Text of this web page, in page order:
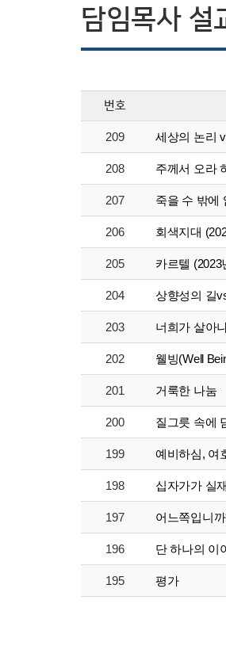
담임목사 설
번호
209 세상의 논리
208 주께서 오라
207 죽을 수 밖에
206 회색지대
205 카르텔 (2023
204 상향성의 길
203 너희가 살아
202 웰빙(Well
201 거룩한 나눔
200 질그릇 속에
199 예비하심, 여
198 십자가가 실
197 어느쪽입니
196 단 하나의 이
195 평가